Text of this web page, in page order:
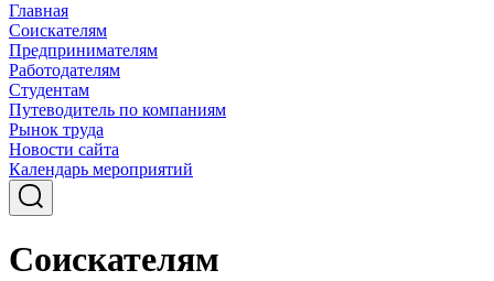
Главная
Соискателям
Предпринимателям
Работодателям
Студентам
Путеводитель по компаниям
Рынок труда
Новости сайта
Календарь мероприятий
Соискателям